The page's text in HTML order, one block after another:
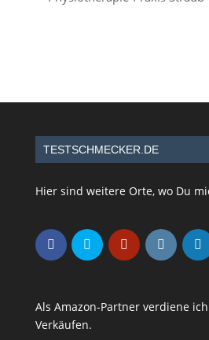
TESTSCHMECKER.DE
Hier sind weitere Orte, wo Du
Als Amazon-Partner verdiene
Verkäufen.